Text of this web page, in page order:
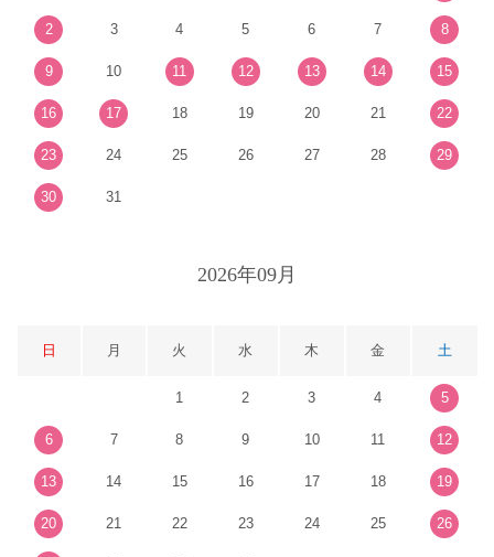
2 3 4 5 6 7 8
9 10 11 12 13 14 15
16 17 18 19 20 21 22
23 24 25 26 27 28 29
30 31
2026年09月
日 月 火 水 木 金 土
1 2 3 4 5
6 7 8 9 10 11 12
13 14 15 16 17 18 19
20 21 22 23 24 25 26